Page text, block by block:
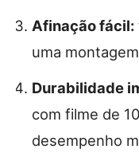
Afinação fácil:
uma
Durabilidade
com filme de
desempenho